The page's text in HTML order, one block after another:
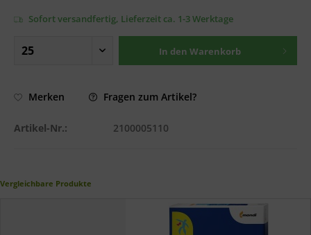
Sofort versandfertig, Lieferzeit ca. 1-3 Werktage
In den Warenkorb
Merken Fragen zum Artikel?
Artikel-Nr.: 2100005110
Vergleichbare Produkte